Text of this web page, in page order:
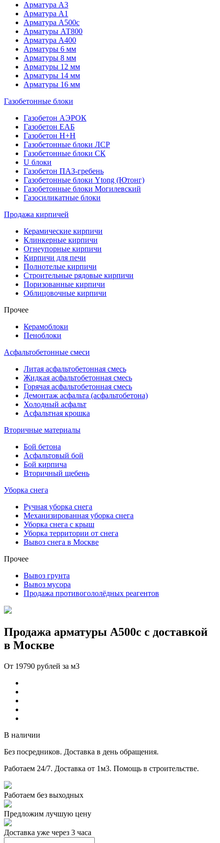
Арматура А3
Арматура А1
Арматура А500с
Арматуры АТ800
Арматура А400
Арматуры 6 мм
Арматуры 8 мм
Арматуры 12 мм
Арматуры 14 мм
Арматуры 16 мм
Газобетонные блоки
Газобетон АЭРОК
Газобетон ЕАБ
Газобетон H+H
Газобетонные блоки ЛСР
Газобетонные блоки СК
U блоки
Газобетон ПАЗ-гребень
Газобетонные блоки Ytong (Ютонг)
Газобетонные блоки Могилевский
Газосиликатные блоки
Продажа кирпичей
Керамические кирпичи
Клинкерные кирпичи
Огнеупорные кирпичи
Кирпичи для печи
Полнотелые кирпичи
Строительные рядовые кирпичи
Поризованные кирпичи
Облицовочные кирпичи
Прочее
Керамоблоки
Пеноблоки
Асфальтобетонные смеси
Литая асфальтобетонная смесь
Жидкая асфальтобетонная смесь
Горячая асфальтобетонная смесь
Демонтаж асфальта (асфальтобетона)
Холодный асфальт
Асфальтная крошка
Вторичные материалы
Бой бетона
Асфальтовый бой
Бой кирпича
Вторичный щебень
Уборка снега
Ручная уборка снега
Механизированная уборка снега
Уборка снега с крыш
Уборка территории от снега
Вывоз снега в Москве
Прочее
Вывоз грунта
Вывоз мусора
Продажа противогололёдных реагентов
Продажа арматуры А500с с доставкой
в Москве
От 19790 рублей за м3
В наличии
Без посредников. Доставка в день обращения.
Работаем 24/7. Доставка от 1м3. Помощь в строительстве.
Работаем без выходных
Предложим лучшую цену
Доставка уже через 3 часа